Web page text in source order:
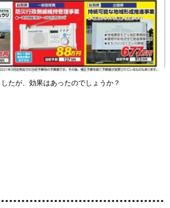
たが、効果はあったのでしょうか？